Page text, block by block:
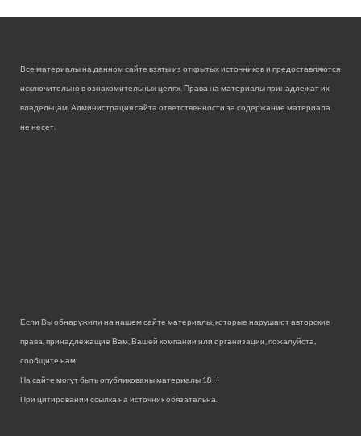
Все материалы на данном сайте взяты из открытых источников и предоставляются
исключительно в ознакомительных целях. Права на материалы принадлежат их
владельцам. Администрация сайта ответственности за содержание материала
не несет.
Если Вы обнаружили на нашем сайте материалы, которые нарушают авторские
права, принадлежащие Вам, Вашей компании или организации, пожалуйста,
сообщите нам.
На сайте могут быть опубликованы материалы 18+!
При цитировании ссылка на источник обязательна.